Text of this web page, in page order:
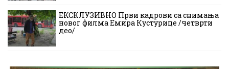
ЕКСКЛУЗИВНО Први кадрови са снимања
новог филма Емира Кустурице /четврти
део/